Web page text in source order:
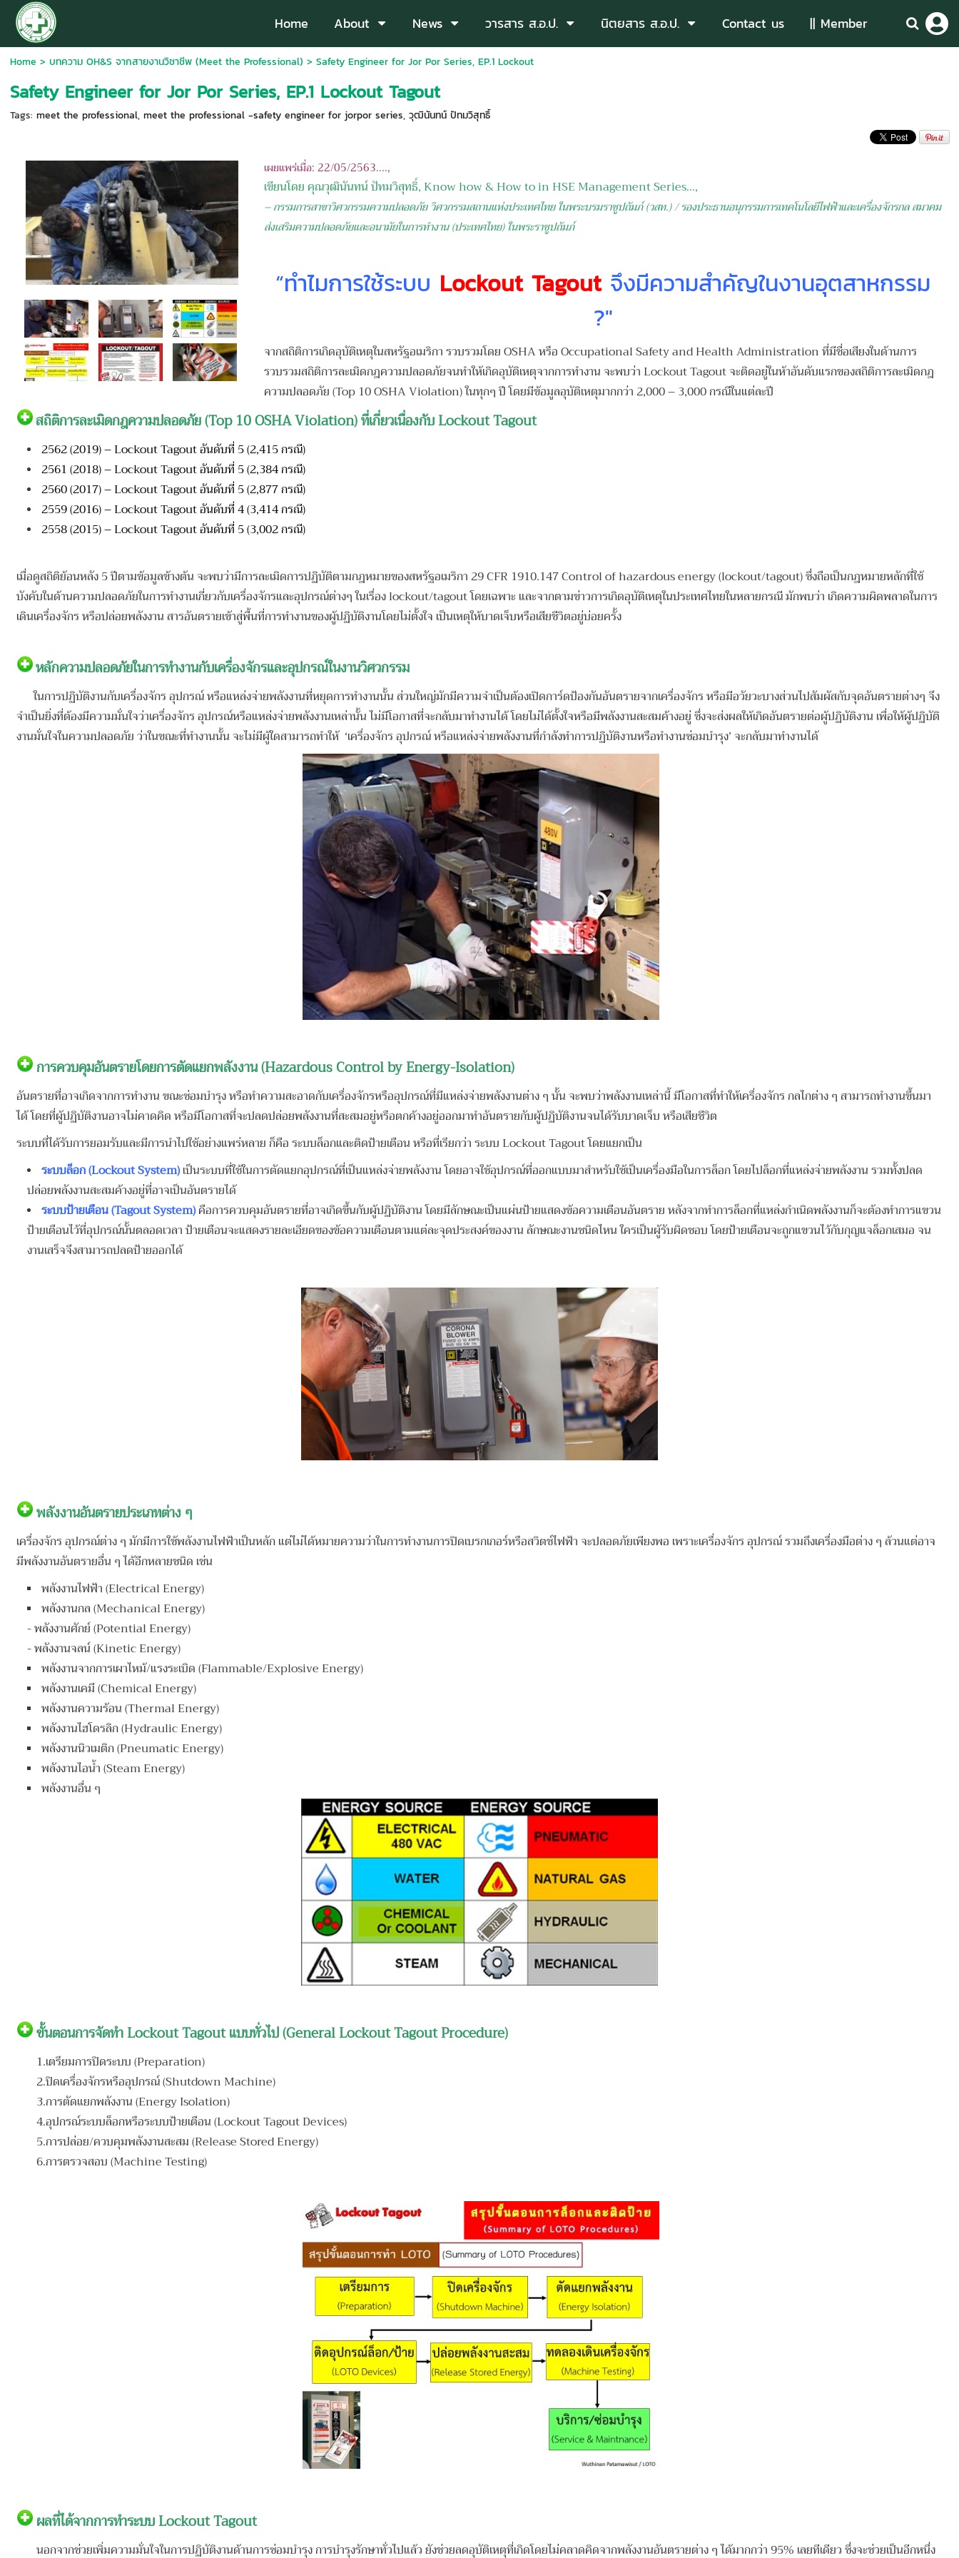
Home About News วารสาร ส.อ.ป. นิตยสาร ส.อ.ป. Contact us || Member
Home > บทความ OH&S จากสายงานวิชาชีพ (Meet the Professional) > Safety Engineer for Jor Por Series, EP.1 Lockout
Safety Engineer for Jor Por Series, EP.1 Lockout Tagout
Tags: meet the professional, meet the professional -safety engineer for jorpor series, วุฒินันทน์ ปัทมวิสุทธิ์
เผยแพร่เมื่อ: 22/05/2563....,
เขียนโดย คุณวุฒินันทน์ ปัทมวิสุทธิ์, Know how & How to in HSE Management Series...,
– กรรมการสาขาวิศวกรรมความปลอดภัย วิศวกรรมสถานแห่งประเทศไทย ในพระบรมราชูปถัมภ์ (วสท.) / รองประธานอนุกรรมการเทคโนโลยีไฟฟ้าและเครื่องจักรกล สมาคม
ส่งเสริมความปลอดภัยและอนามัยในการทำงาน (ประเทศไทย) ในพระราชูปถัมภ์
“ทำไมการใช้ระบบ Lockout Tagoutจึงมีความสำคัญในงานอุตสาหกรรม
?"
จากสถิติการเกิดอุบัติเหตุในสหรัฐอเมริกา รวบรวมโดย OSHA หรือ Occupational Safety and Health Administration ที่มีชื่อเสียงในด้านการ
รวบรวมสถิติการละเมิดกฎความปลอดภัยจนทำให้เกิดอุบัติเหตุจากการทำงาน จะพบว่า Lockout Tagout จะติดอยู่ในห้าอันดับแรกของสถิติการละเมิดกฎ
ความปลอดภัย (Top 10 OSHA Violation) ในทุกๆ ปี โดยมีข้อมูลอุบัติเหตุมากกว่า 2,000 – 3,000 กรณีในแต่ละปี
สถิติการละเมิดกฎความปลอดภัย (Top 10 OSHA Violation) ที่เกี่ยวเนื่องกับ Lockout Tagout
2562 (2019) – Lockout Tagout อันดับที่ 5 (2,415 กรณี)
2561 (2018) – Lockout Tagout อันดับที่ 5 (2,384 กรณี)
2560 (2017) – Lockout Tagout อันดับที่ 5 (2,877 กรณี)
2559 (2016) – Lockout Tagout อันดับที่ 4 (3,414 กรณี)
2558 (2015) – Lockout Tagout อันดับที่ 5 (3,002 กรณี)
เมื่อดูสถิติย้อนหลัง 5 ปีตามข้อมูลข้างต้น จะพบว่ามีการละเมิดการปฏิบัติตามกฎหมายของสหรัฐอเมริกา 29 CFR 1910.147 Control of hazardous energy (lockout/tagout) ซึ่งถือเป็นกฎหมายหลักที่ใช้
บังคับในด้านความปลอดภัยในการทำงานเกี่ยวกับเครื่องจักรและอุปกรณ์ต่างๆ ในเรื่อง lockout/tagout โดยเฉพาะ และจากตามข่าวการเกิดอุบัติเหตุในประเทศไทยในหลายกรณี มักพบว่า เกิดความผิดพลาดในการ
เดินเครื่องจักร หรือปล่อยพลังงาน สารอันตรายเข้าสู่พื้นที่การทำงานของผู้ปฏิบัติงานโดยไม่ตั้งใจ เป็นเหตุให้บาดเจ็บหรือเสียชีวิตอยู่บ่อยครั้ง
หลักความปลอดภัยในการทำงานกับเครื่องจักรและอุปกรณ์ในงานวิศวกรรม
ในการปฏิบัติงานกับเครื่องจักร อุปกรณ์ หรือแหล่งจ่ายพลังงานที่หยุดการทํางานนั้น ส่วนใหญ่มักมีความจำเป็นต้องเปิดการ์ดป้องกันอันตรายจากเครื่องจักร หรือมีอวัยวะบางส่วนไปสัมผัสกับจุดอันตรายต่างๆ จึง
จําเป็นยิ่งที่ต้องมีความมั่นใจว่าเครื่องจักร อุปกรณ์หรือแหล่งจ่ายพลังงานเหล่านั้น ไม่มีโอกาสที่จะกลับมาทํางานได้ โดยไม่ได้ตั้งใจหรือมีพลังงานสะสมค้างอยู่ ซึ่งจะส่งผลให้เกิดอันตรายต่อผู้ปฏิบัติงาน เพื่อให้ผู้ปฏิบัติ
งานมั่นใจในความปลอดภัย ว่าในขณะที่ทำงานนั้น จะไม่มีผู้ใดสามารถทำให้ ‘เครื่องจักร อุปกรณ์ หรือแหล่งจ่ายพลังงานที่กำลังทำการปฏิบัติงานหรือทำงานซ่อมบำรุง’ จะกลับมาทำงานได้
การควบคุมอันตรายโดยการตัดแยกพลังงาน (Hazardous Control by Energy-Isolation)
อันตรายที่อาจเกิดจากการทำงาน ขณะซ่อมบำรุง หรือทำความสะอาดกับเครื่องจักรหรืออุปกรณ์ที่มีแหล่งจ่ายพลังงานต่าง ๆ นั้น จะพบว่าพลังงานเหล่านี้ มีโอกาสที่ทำให้เครื่องจักร กลไกต่าง ๆ สามารถทำงานขึ้นมา
ได้ โดยที่ผู้ปฏิบัติงานอาจไม่คาดคิด หรือมีโอกาสที่จะปลดปล่อยพลังงานที่สะสมอยู่หรือตกค้างอยู่ออกมาทำอันตรายกับผู้ปฏิบัติงานจนได้รับบาดเจ็บ หรือเสียชีวิต
ระบบที่ได้รับการยอมรับและมีการนำไปใช้อย่างแพร่หลาย ก็คือ ระบบล็อกและติดป้ายเตือน หรือที่เรียกว่า ระบบ Lockout Tagout โดยแยกเป็น
ระบบล็อก (Lockout System)เป็นระบบที่ใช้ในการตัดแยกอุปกรณ์ที่เป็นแหล่งจ่ายพลังงาน โดยอาจใช้อุปกรณ์ที่ออกแบบมาสำหรับใช้เป็นเครื่องมือในการล็อก โดยไปล็อกที่แหล่งจ่ายพลังงาน รวมทั้งปลด
ปล่อยพลังงานสะสมค้างอยู่ที่อาจเป็นอันตรายได้
ระบบป้ายเตือน (Tagout System)คือการควบคุมอันตรายที่อาจเกิดขึ้นกับผู้ปฏิบัติงาน โดยมีลักษณะเป็นแผ่นป้ายแสดงข้อความเตือนอันตราย หลังจากทำการล็อกที่แหล่งกำเนิดพลังงานก็จะต้องทำการแขวน
ป้ายเตือนไว้ที่อุปกรณ์นั้นตลอดเวลา ป้ายเตือนจะแสดงรายละเอียดของข้อความเตือนตามแต่ละจุดประสงค์ของงาน ลักษณะงานชนิดไหน ใครเป็นผู้รับผิดชอบ โดยป้ายเตือนจะถูกแขวนไว้กับกุญแจล็อกเสมอ จน
งานเสร็จจึงสามารถปลดป้ายออกได้
พลังงานอันตรายประเภทต่าง ๆ
เครื่องจักร อุปกรณ์ต่าง ๆ มักมีการใช้พลังงานไฟฟ้าเป็นหลัก แต่ไม่ได้หมายความว่าในการทำงานการปิดเบรกเกอร์หรือสวิตช์ไฟฟ้า จะปลอดภัยเพียงพอ เพราะเครื่องจักร อุปกรณ์ รวมถึงเครื่องมือต่าง ๆ ล้วนแต่อาจ
มีพลังงานอันตรายอื่น ๆ ได้อีกหลายชนิด เช่น
พลังงานไฟฟ้า (Electrical Energy)
พลังงานกล (Mechanical Energy)
- พลังงานศักย์ (Potential Energy)
- พลังงานจลน์ (Kinetic Energy)
พลังงานจากการเผาไหม้/แรงระเบิด (Flammable/Explosive Energy)
พลังงานเคมี (Chemical Energy)
พลังงานความร้อน (Thermal Energy)
พลังงานไฮโดรลิก (Hydraulic Energy)
พลังงานนิวเมติก (Pneumatic Energy)
พลังงานไอน้ำ (Steam Energy)
พลังงานอื่น ๆ
ขั้นตอนการจัดทำ Lockout Tagout แบบทั่วไป (General Lockout Tagout Procedure)
1.เตรียมการปิดระบบ (Preparation)
2.ปิดเครื่องจักรหรืออุปกรณ์ (Shutdown Machine)
3.การตัดแยกพลังงาน (Energy Isolation)
4.อุปกรณ์ระบบล็อกหรือระบบป้ายเตือน (Lockout Tagout Devices)
5.การปล่อย/ควบคุมพลังงานสะสม (Release Stored Energy)
6.การตรวจสอบ (Machine Testing)
ผลที่ได้จากการทำระบบ Lockout Tagout
นอกจากช่วยเพิ่มความมั่นใจในการปฏิบัติงานด้านการซ่อมบำรุง การบำรุงรักษาทั่วไปแล้ว ยังช่วยลดอุบัติเหตุที่เกิดโดยไม่คลาดคิดจากพลังงานอันตรายต่าง ๆ ได้มากกว่า 95% เลยทีเดียว ซึ่งจะช่วยเป็นอีกหนึ่ง